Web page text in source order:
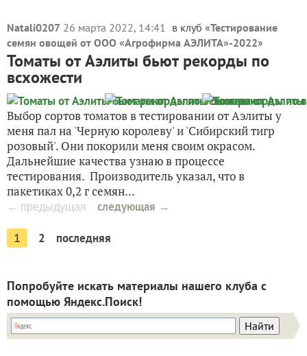
Natali0207 26 марта 2022, 14:41 в клуб «Тестирование
семян овощей от ООО «Агрофирма АЭЛИТА»-2022»
Томаты от Аэлиты бьют рекорды по
всхожести
Выбор сортов томатов в тестировании от Аэлиты у
меня пал на 'Черную королеву' и 'Сибирский тигр
розовый'. Они покорили меня своим окрасом.
Дальнейшие качества узнаю в процессе
тестирования. Производитель указал, что в
пакетиках 0,2 г семян...
← предыдущая следующая →
1 2 последняя
Попробуйте искать материалы нашего клуба с
помощью Яндекс.Поиск!